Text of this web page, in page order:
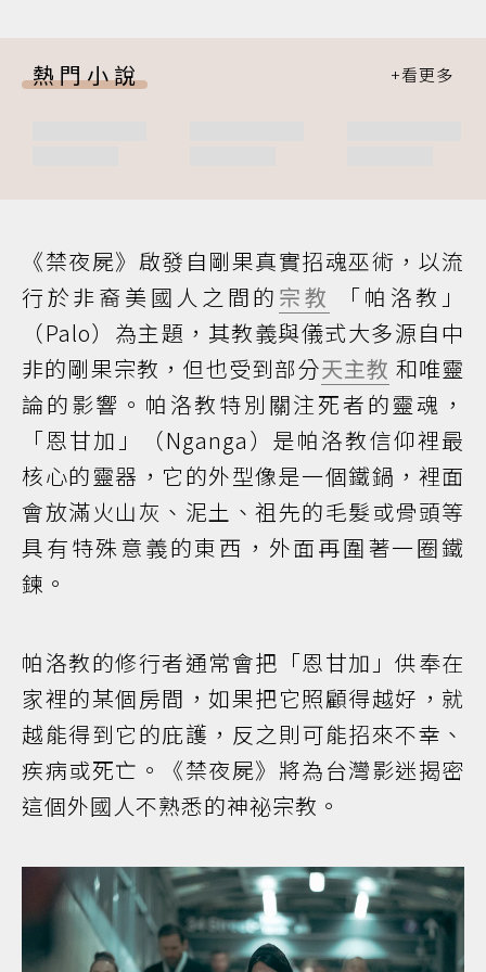
熱門小說
《禁夜屍》啟發自剛果真實招魂巫術，以流
行於非裔美國人之間的 宗教
「帕洛教」
（Palo）為主題，其教義與儀式大多源自中
非的剛果宗教，但也受到部分天主教 和唯靈
論的影響。帕洛教特別關注死者的靈魂，
「恩甘加」（Nganga）是帕洛教信仰裡最
核心的靈器，它的外型像是一個鐵鍋，裡面
會放滿火山灰、泥土、祖先的毛髮或骨頭等
具有特殊意義的東西，外面再圍著一圈鐵
鍊。
帕洛教的修行者通常會把「恩甘加」供奉在
家裡的某個房間，如果把它照顧得越好，就
越能得到它的庇護，反之則可能招來不幸、
疾病或死亡。《禁夜屍》將為台灣影迷揭密
這個外國人不熟悉的神祕宗教。